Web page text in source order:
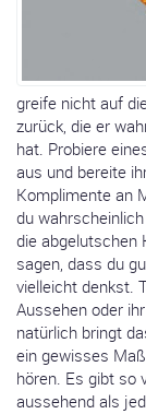
greife nicht auf
zurück, die er
hat. Probiere
aus und bereite
Komplimente an
du
die abgelutschen
sagen, dass du
vielleicht denkst.
Aussehen oder
natürlich bringt
ein gewisses
hören. Es gibt so
aussehend als